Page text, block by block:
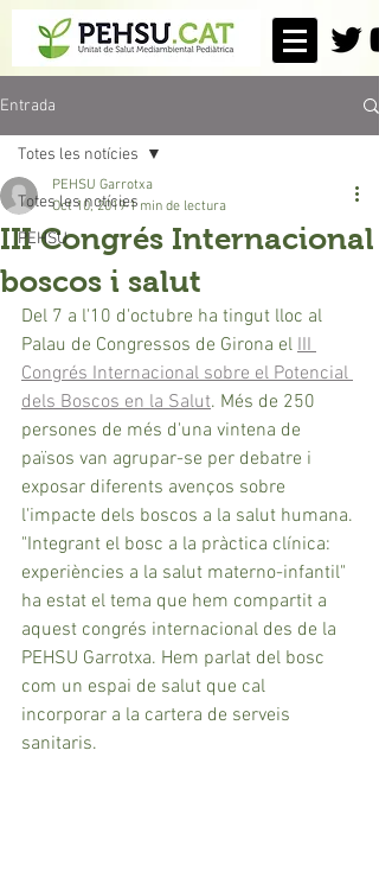
Entrada
Totes les notícies
PEHSU
Totes les notícies
III Congrés Internacional
boscos i salut
PEHSU Garrotxa
Oct 10, 2019 1 min de lectura
Del 7 a l'10 d'octubre ha tingut lloc al
Palau de Congressos de Girona el III
Congrés Internacional sobre el Potencial
dels Boscos en la Salut. Més de 250
persones de més d'una vintena de
països van agrupar-se per debatre i
exposar diferents avenços sobre
l'impacte dels boscos a la salut humana.
"Integrant el bosc a la pràctica clínica:
experiències a la salut materno-infantil"
ha estat el tema que hem compartit a
aquest congrés internacional des de la
PEHSU Garrotxa. Hem parlat del bosc
com un espai de salut que cal
incorporar a la cartera de serveis
sanitaris.